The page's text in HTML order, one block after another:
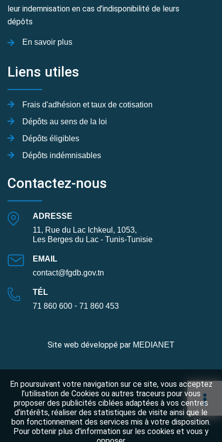
leur indemnisation en cas d’indisponibilité de leurs
dépôts
En savoir plus
Liens utiles
Frais d'adhésion et taux de cotisation
Dépôts au sens de la loi
Dépôts éligibles
Dépôts indémnisables
Contactez-nous
ADRESSE
11, Rue du Lac Ichkeul, 1053,
Les Berges du Lac - Tunis-Tunisie
EMAIL
contact@fgdb.gov.tn
TÉL
71 860 600 - 71 860 453
Site web développé par MEDIANET
En poursuivant votre navigation sur ce site, vous acceptez
l’utilisation de Cookies ou autres traceurs pour vous
proposer des publicités ciblées adaptées à vos centres
d’intérêts, réaliser des statistiques de visite ainsi que le
bon fonctionnement des services mis à votre disposition.
Pour obtenir plus d'information sur les cookies et vous y